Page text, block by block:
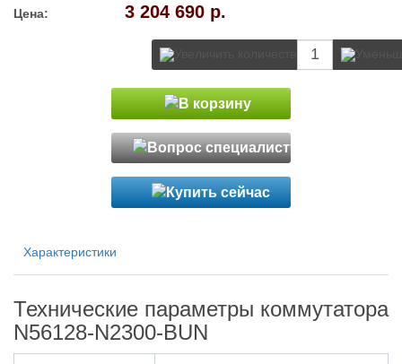
Цена: 3 204 690 р.
Характеристики
Технические параметры коммутатора
N56128-N2300-BUN